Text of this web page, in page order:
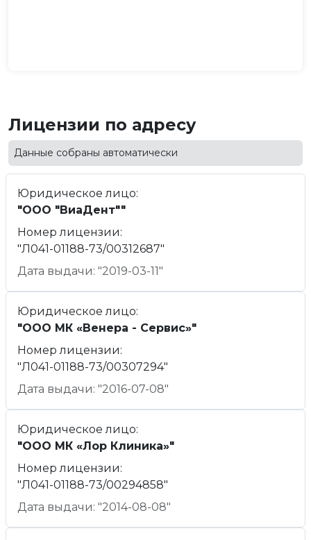
Лицензии по адресу
Данные собраны автоматически
Юридическое лицо:
"ООО "ВиаДент""
Номер лицензии:
"Л041-01188-73/00312687"
Дата выдачи: "2019-03-11"
Юридическое лицо:
"ООО МК «Венера - Сервис»"
Номер лицензии:
"Л041-01188-73/00307294"
Дата выдачи: "2016-07-08"
Юридическое лицо:
"ООО МК «Лор Клиника»"
Номер лицензии:
"Л041-01188-73/00294858"
Дата выдачи: "2014-08-08"